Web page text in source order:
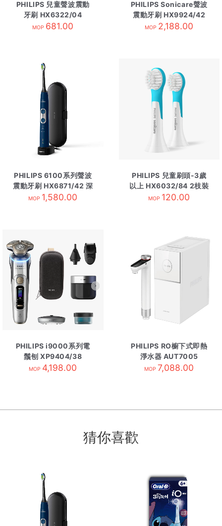
PHILIPS 兒童聲波震動
牙刷 HX6322/04
MOP 681.00
PHILIPS Sonicare聲波
震動牙刷 HX9924/42
灰色
MOP 2,188.00
PHILIPS 6100系列聲波
震動牙刷 HX6871/42 深
藍色
MOP 1,580.00
PHILIPS 兒童刷頭-3歲
以上 HX6032/84 2枝裝
MOP 120.00
PHILIPS i9000系列電
鬚刨 XP9404/38
MOP 4,198.00
PHILIPS RO櫥下式即熱
淨水器 AUT7005
MOP 7,088.00
猜你喜歡